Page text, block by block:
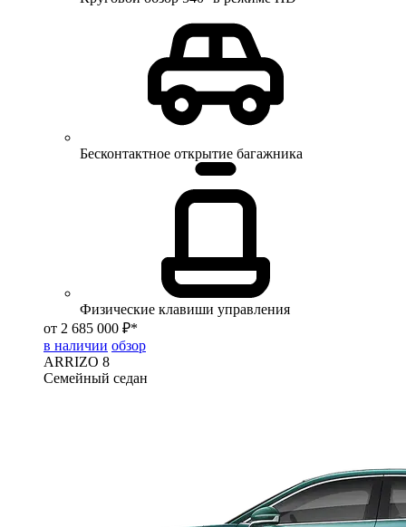
Бесконтактное открытие багажника
Физические клавиши управления
от 2 685 000 ₽*
в наличии обзор
ARRIZO 8
Семейный седан